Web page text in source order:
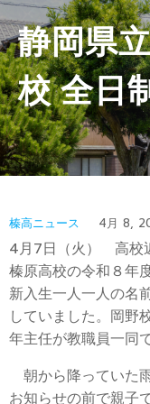
静岡県
校 全日
榛高ニュース 4月 8,
4月7日（火） 高校
榛原高校の令和８年
新入生一人一人の名
していました。岡野
年主任が教職員一同
朝から降っていた
お知らせの前で親子